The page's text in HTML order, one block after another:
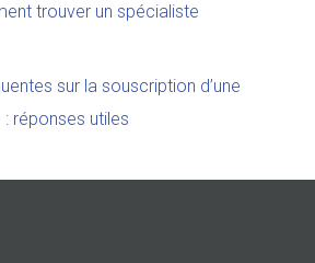
trouver un spécialiste
sur la souscription d’une
réponses utiles